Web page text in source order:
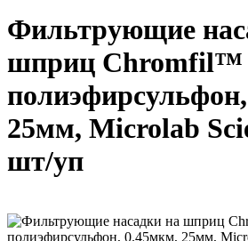
Фильтрующие
шприц Chromfil™
25мм, Microlab
шт/уп